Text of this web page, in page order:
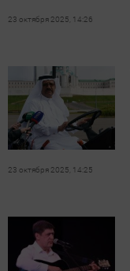
23 октября 2025, 14:26
23 октября 2025, 14:25